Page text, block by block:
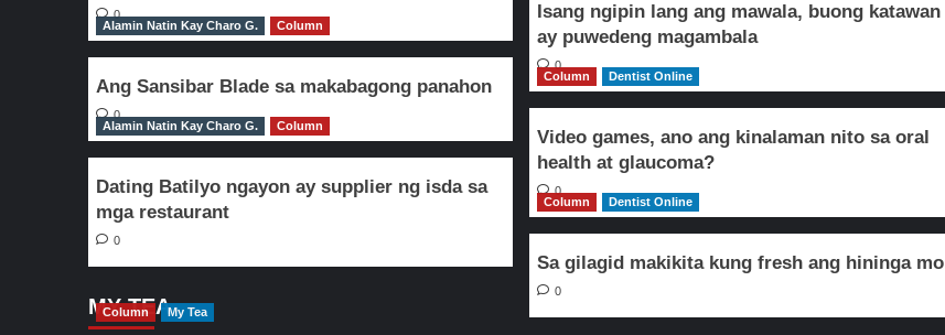
0
Alamin Natin Kay Charo G.
Column
Ang Sansibar Blade sa makabagong panahon
0
Alamin Natin Kay Charo G.
Column
Dating Batilyo ngayon ay supplier ng isda sa
mga restaurant
0
MY TEA
Column My Tea
Isang ngipin lang ang mawala, buong katawan
ay puwedeng magambala
0
Column
Dentist Online
Video games, ano ang kinalaman nito sa oral
health at glaucoma?
0
Column
Dentist Online
Sa gilagid makikita kung fresh ang hininga mo
0